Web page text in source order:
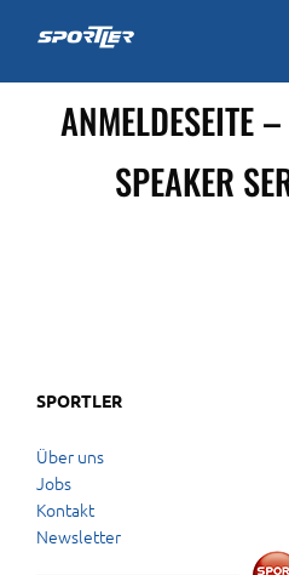
Inhalt
springen
ANMELDESEITE
SPEAKER
SPORTLER
Über uns
Jobs
Kontakt
Newsletter